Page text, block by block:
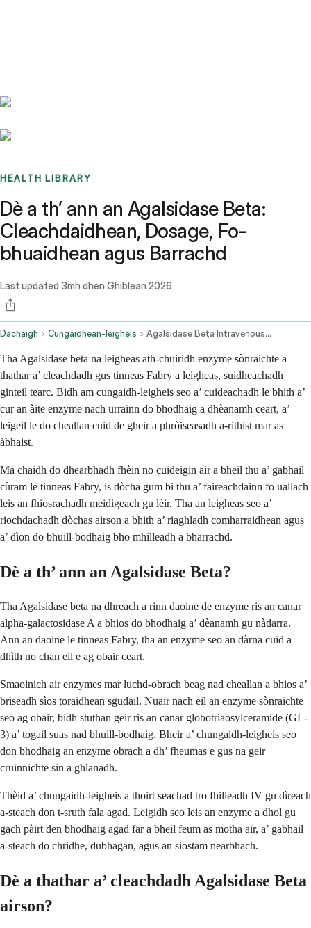
HEALTH LIBRARY
Dè a th’ ann an Agalsidase Beta:
Cleachdaidhean, Dosage, Fo-
bhuaidhean agus Barrachd
Last updated 3mh dhen Ghiblean 2026
Dachaigh Cungaidhean-leigheis Agalsidase Beta Intravenous Route
Tha Agalsidase beta na leigheas ath-chuiridh enzyme sònraichte a
thathar a’ cleachdadh gus tinneas Fabry a leigheas, suidheachadh
ginteil tearc. Bidh am cungaidh-leigheis seo a’ cuideachadh le bhith a’
cur an àite enzyme nach urrainn do bhodhaig a dhèanamh ceart, a’
leigeil le do cheallan cuid de gheir a phròiseasadh a-rithist mar as
àbhaist.
Ma chaidh do dhearbhadh fhèin no cuideigin air a bheil thu a’ gabhail
cùram le tinneas Fabry, is dòcha gum bi thu a’ faireachdainn fo uallach
leis an fhiosrachadh meidigeach gu lèir. Tha an leigheas seo a’
riochdachadh dòchas airson a bhith a’ riaghladh comharraidhean agus
a’ dìon do bhuill-bodhaig bho mhilleadh a bharrachd.
Dè a th’ ann an Agalsidase Beta?
Tha Agalsidase beta na dhreach a rinn daoine de enzyme ris an canar
alpha-galactosidase A a bhios do bhodhaig a’ dèanamh gu nàdarra.
Ann an daoine le tinneas Fabry, tha an enzyme seo an dàrna cuid a
dhìth no chan eil e ag obair ceart.
Smaoinich air enzymes mar luchd-obrach beag nad cheallan a bhios a’
briseadh sìos toraidhean sgudail. Nuair nach eil an enzyme sònraichte
seo ag obair, bidh stuthan geir ris an canar globotriaosylceramide (GL-
3) a’ togail suas nad bhuill-bodhaig. Bheir a’ chungaidh-leigheis seo
don bhodhaig an enzyme obrach a dh’ fheumas e gus na geir
cruinnichte sin a ghlanadh.
Thèid a’ chungaidh-leigheis a thoirt seachad tro fhilleadh IV gu dìreach
a-steach don t-sruth fala agad. Leigidh seo leis an enzyme a dhol gu
gach pàirt den bhodhaig agad far a bheil feum as motha air, a’ gabhail
a-steach do chridhe, dubhagan, agus an siostam nearbhach.
Dè a thathar a’ cleachdadh Agalsidase Beta
airson?